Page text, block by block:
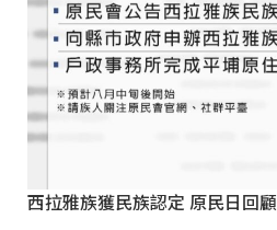
西拉雅族獲民族認定 原民日回